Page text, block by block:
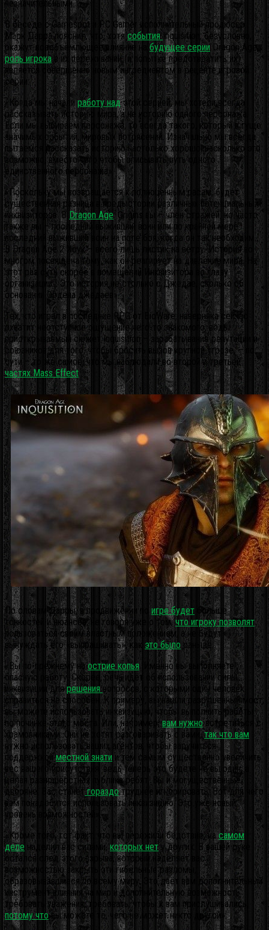
незначительными.
В беседе с Gamespot и PC Gamer исполнительный продюсер
Марк Дарра пояснил, что, хотясобытияInquisition, безусловно,
окажут всеобъемлющее влияние на будущее серии Dragon Age,
роль игрокав их переживании (и попытке предотвратить их)
является совершенно новым ингредиентом в рецепте игровой
серии:
«Когда мы началиработу надэтой серией, мы хотели всегда
рассказывать историю мира, а не историю одного персонажа.
Если мы выбираем персонажа, то всегда такого, который в гуще
значимых событий, мировых потрясений. Изначально мы всегда
пытаемся рассказать историю настолько хорошо, насколько это
возможно, вместо того чтобы описывать путь одного
единственного персонажа».
«Поскольку мы возвращается к полноценным расам, будет
существенная разница в предыстории различных потенциальных
инквизиторов. В Dragon Age : Origins вы – член стражей, но часто
также вы – последний выживший воин или по крайней мере
последний выживший воин на поле боя, когда он так необходим…
В Dragon Age 2 Хоук – всего лишь листик на ветру. История во
многом посвящена тому, как он реагирует на давление мира. На
этот раз суть скорее в помещении Инквизитора во главу
организации… Это история не столько о Джедае, сколько об
основании Ордена джедаев».
Тех, кто играл в последние RPG от BioWare, наверняка сейчас
охватит неотступное ощущение чего-то знакомого, ведь
приоткрываемый сюжет Inquisition – зарабатывание репутации и
союзников для того, чтобы бросить вызов крупной угрозе, – по
сути – то же самое, что мы наблюдали во второй и третьей
частях Mass Effect.
По словам Дарры, в продвижении по игре будет больше
тонкостей и нюансов, не говоря уже о том,что игроку позволят
пользоваться своим властным положением, а не будут
вынуждать его «выпрашивать», как это было раньше.
«Вы по-прежнему наострие копья. Именно вы выполняете
опасную работу. Скорее, речь идёт об использовании силы
инквизиции длярешениявопросов, с которыми один человек
справиться не способен. К примеру, вы нашли разрушенный мост;
вы можете использовать инквизицию, чтобы выполнить работы
по починке этого моста. Или, например,вам нужновстретиться с
храмовниками. Они не хотят разговаривать с вами,так что вам
нужно использовать ваших агентов, чтобы заручиться
поддержкойместной знати и тем самым существенно увеличить
вес вашего присутствия, ведь теперь это будете не вы один, а
целая разношёрстная публика ребят. Вы и могущественные
дворяне. Вас станетгораздотруднее игнорировать. Вот для чего
вам понадобится использовать инквизицию. Это уже новый
уровень возможностей».
«Кроме того, тот факт, что вы пережили бедствие, насамом
деле наделил вас силами, которых нету других. В вашей руке
остался след этого взрыва, который наделяет вас
возможностью закрыть эти гибельные разломы,
образовывавшиеся по всему миру. Это даёт вам дополнительный
инструмент влияния на мир и дополнительную возможность
требовать уважения, требовать, чтобы к вам прислушивались,
потому чтовы можете то, чего не может никто другой».